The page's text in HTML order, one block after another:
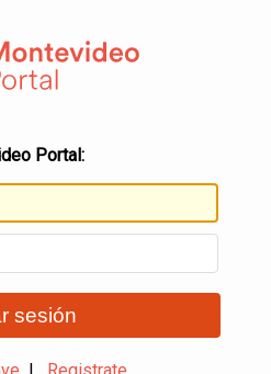
Portal:
sesión